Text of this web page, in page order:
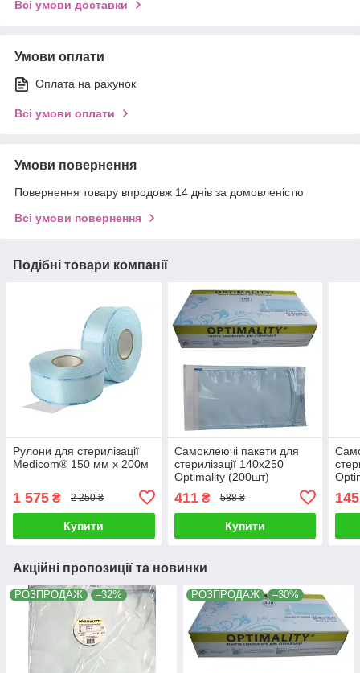
Всі умови доставки
Умови оплати
Оплата на рахунок
Всі умови оплати
Умови повернення
Повернення товару впродовж 14 днів за домовленістю
Всі умови повернення
Подібні товари компанії
Рулони для стерилізації
Medicom® 150 мм х 200м
1 575 ₴ 2 250 ₴
Купити
Самоклеючі пакети для
стерилізації 140x250
Optimality (200шт)
411₴ 588 ₴
Купити
145
Акційні пропозиції та новинки
РОЗПРОДАЖ –32% РОЗПРОДАЖ –30%